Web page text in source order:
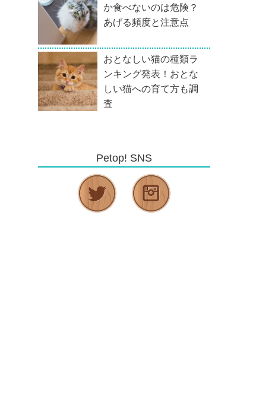
か食べないのは危険？
あげる頻度と注意点
おとなしい猫の種類ラ
ンキング発表！おとな
しい猫への育て方も調
査
Petop! SNS